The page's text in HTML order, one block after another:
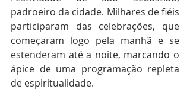
padroeiro da cidade. Milhares de fiéis
participaram das celebrações, que
começaram logo pela manhã e se
estenderam até a noite, marcando o
ápice de uma programação repleta
de espiritualidade.